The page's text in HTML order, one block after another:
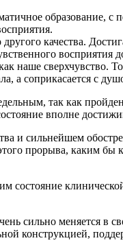
качества.
сверхчувство.
а соприкасается с
так как
вполне
и сильнейшем
прорыва, каким бы
состояние
сильно меняется в
конструкцией,